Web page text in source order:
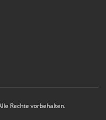
Rechte vorbehalten.